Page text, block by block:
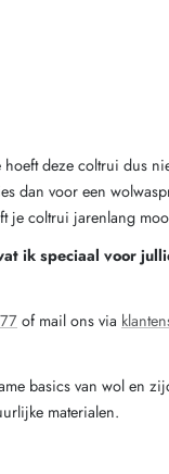
deze coltrui dus
dan voor een
je coltrui jarenlang
ik speciaal voor
of mail ons via
basics van wol en
materialen.